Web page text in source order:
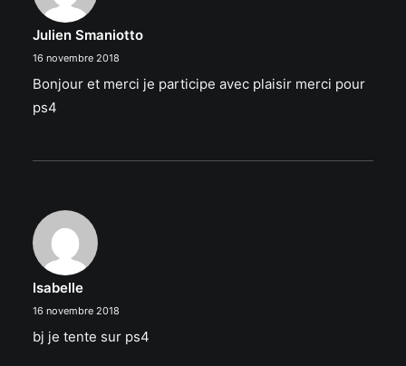
Julien Smaniotto
16 novembre 2018
Bonjour et merci je participe avec plaisir merci pour
ps4
Isabelle
16 novembre 2018
bj je tente sur ps4